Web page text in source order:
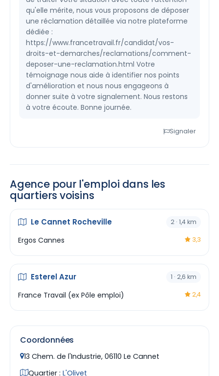
qu'elle mérite, nous vous proposons de déposer
une réclamation détaillée via notre plateforme
dédiée :
https://www.francetravail.fr/candidat/vos-
droits-et-demarches/reclamations/comment-
deposer-une-reclamation.html Votre
témoignage nous aide à identifier nos points
d'amélioration et nous nous engageons à
donner suite à votre signalement. Nous restons
à votre écoute. Bonne journée.
Signaler
Agence pour l'emploi dans les
quartiers voisins
Le Cannet Rocheville 2 · 1,4 km
Ergos Cannes 3,3
Esterel Azur 1 · 2,6 km
France Travail (ex Pôle emploi) 2,4
Coordonnées
13 Chem. de l'Industrie, 06110 Le Cannet
Quartier : L'Olivet